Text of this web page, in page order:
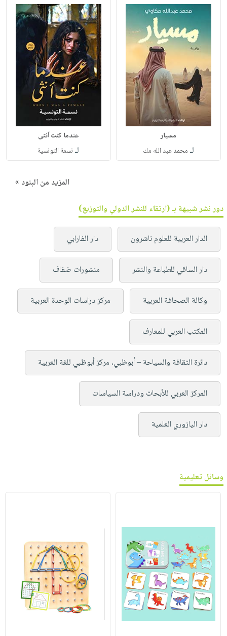
مسيار
لـ محمد عبد الله مك
عندما كنت آنثى
لـ نسمة التونسية
المزيد من البنود »
دور نشر شبيهة بـ (ارتقاء للنشر الدولي والتوزيع)
الدار العربية للعلوم ناشرون دار الفارابي
دار الساقي للطباعة والنشر منشورات ضفاف
وكالة الصحافة العربية مركز دراسات الوحدة العربية
المكتب العربي للمعارف
دائرة الثقافة والسياحة – أبوظبي، مركز أبوظبي للغة العربية
المركز العربي للأبحاث ودراسة السياسات
دار اليازوري العلمية
وسائل تعليمية